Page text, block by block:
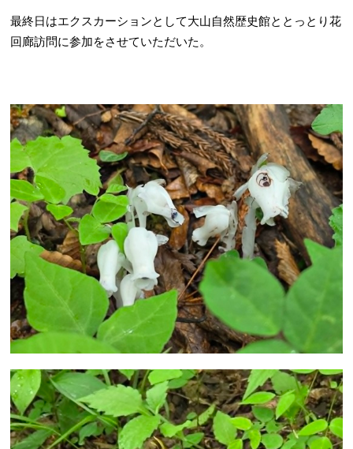
最終日はエクスカーションとして大山自然歴史館ととっとり花
回廊訪問に参加をさせていただいた。